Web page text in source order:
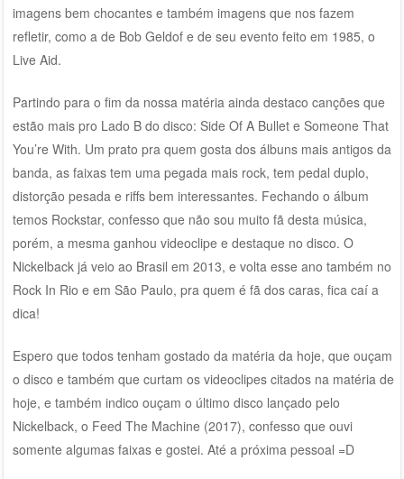
imagens bem chocantes e também imagens que nos fazem
refletir, como a de Bob Geldof e de seu evento feito em 1985, o
Live Aid.
Partindo para o fim da nossa matéria ainda destaco canções que
estão mais pro Lado B do disco: Side Of A Bullet e Someone That
You’re With. Um prato pra quem gosta dos álbuns mais antigos da
banda, as faixas tem uma pegada mais rock, tem pedal duplo,
distorção pesada e riffs bem interessantes. Fechando o álbum
temos Rockstar, confesso que não sou muito fã desta música,
porém, a mesma ganhou videoclipe e destaque no disco. O
Nickelback já veio ao Brasil em 2013, e volta esse ano também no
Rock In Rio e em São Paulo, pra quem é fã dos caras, fica caí a
dica!
Espero que todos tenham gostado da matéria da hoje, que ouçam
o disco e também que curtam os videoclipes citados na matéria de
hoje, e também indico ouçam o último disco lançado pelo
Nickelback, o Feed The Machine (2017), confesso que ouvi
somente algumas faixas e gostei. Até a próxima pessoal =D